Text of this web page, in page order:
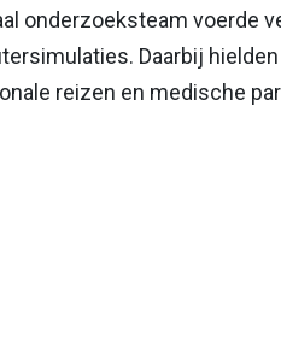
onderzoeksteam voerde
Daarbij
reizen en medische